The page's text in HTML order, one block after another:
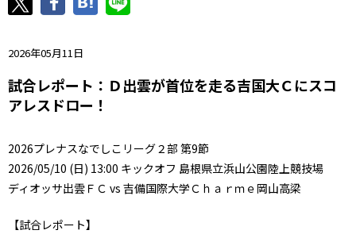
2026年05月11日
試合レポート：Ｄ出雲が首位を走る吉国大Ｃにスコ
アレスドロー！
2026プレナスなでしこリーグ２部 第9節
2026/05/10 (日) 13:00 キックオフ 島根県立浜山公園陸上競技場
ディオッサ出雲ＦＣ vs 吉備国際大学Ｃｈａｒｍｅ岡山高梁
【試合レポート】